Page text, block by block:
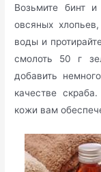
Возьмите бинт
овсяных
воды и
смолоть 50 г
добавить
качестве
кожи вам